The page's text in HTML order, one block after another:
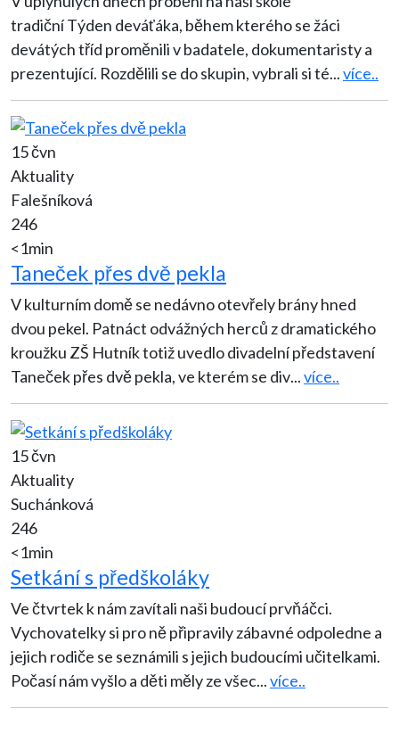
tradiční Týden deváťáka, během kterého se žáci
devátých tříd proměnili v badatele, dokumentaristy a
prezentující. Rozdělili se do skupin, vybrali si té...více..
15 čvn
Aktuality
Falešníková
246
<1min
Taneček přes dvě pekla
V kulturním domě se nedávno otevřely brány hned
dvou pekel. Patnáct odvážných herců z dramatického
kroužku ZŠ Hutník totiž uvedlo divadelní představení
Taneček přes dvě pekla, ve kterém se div...více..
15 čvn
Aktuality
Suchánková
246
<1min
Setkání s předškoláky
Ve čtvrtek k nám zavítali naši budoucí prvňáčci.
Vychovatelky si pro ně připravily zábavné odpoledne a
jejich rodiče se seznámili s jejich budoucími učitelkami.
Počasí nám vyšlo a děti měly ze všec...více..